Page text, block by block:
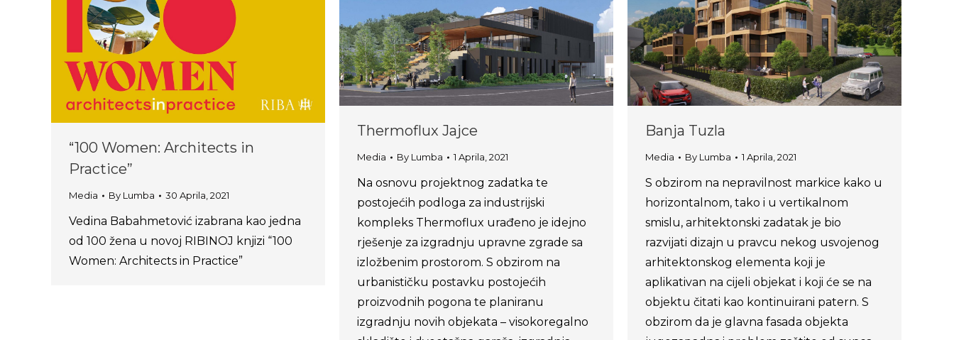
“100 Women: Architects in
Practice”
Media By Lumba 30 Aprila, 2021
Vedina Babahmetović izabrana kao jedna
od 100 žena u novoj RIBINOJ knjizi “100
Women: Architects in Practice”
Thermoflux Jajce
Media By Lumba 1 Aprila, 2021
Na osnovu projektnog zadatka te
postojećih podloga za industrijski
kompleks Thermoflux urađeno je idejno
rješenje za izgradnju upravne zgrade sa
izložbenim prostorom. S obzirom na
urbanističku postavku postojećih
proizvodnih pogona te planiranu
izgradnju novih objekata – visokoregalno
Banja Tuzla
Media By Lumba 1 Aprila, 2021
S obzirom na nepravilnost markice kako u
horizontalnom, tako i u vertikalnom
smislu, arhitektonski zadatak je bio
razvijati dizajn u pravcu nekog usvojenog
arhitektonskog elementa koji je
aplikativan na cijeli objekat i koji će se na
objektu čitati kao kontinuirani patern. S
obzirom da je glavna fasada objekta